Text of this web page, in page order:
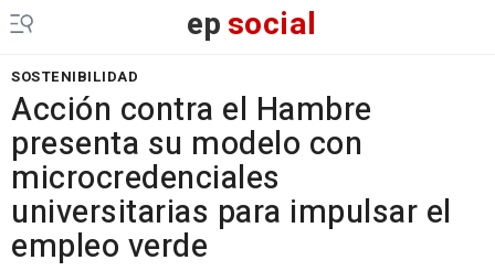
epsocial
SOSTENIBILIDAD
Acción contra el Hambre
presenta su modelo con
microcredenciales
universitarias para impulsar el
empleo verde